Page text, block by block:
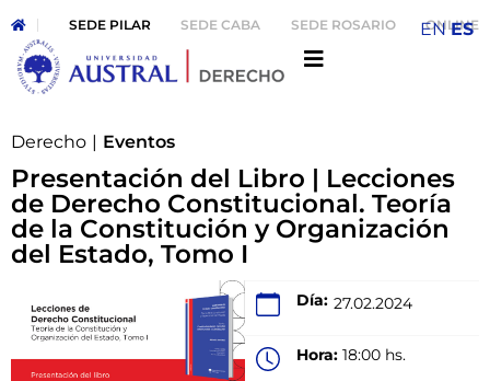
SEDE PILAR SEDE CABA SEDE ROSARIO ONLINE
Derecho | Eventos
Presentación del Libro | Lecciones
de Derecho Constitucional. Teoría
de la Constitución y Organización
del Estado, Tomo I
Día: 27.02.2024
Hora: 18:00 hs.
EN ES